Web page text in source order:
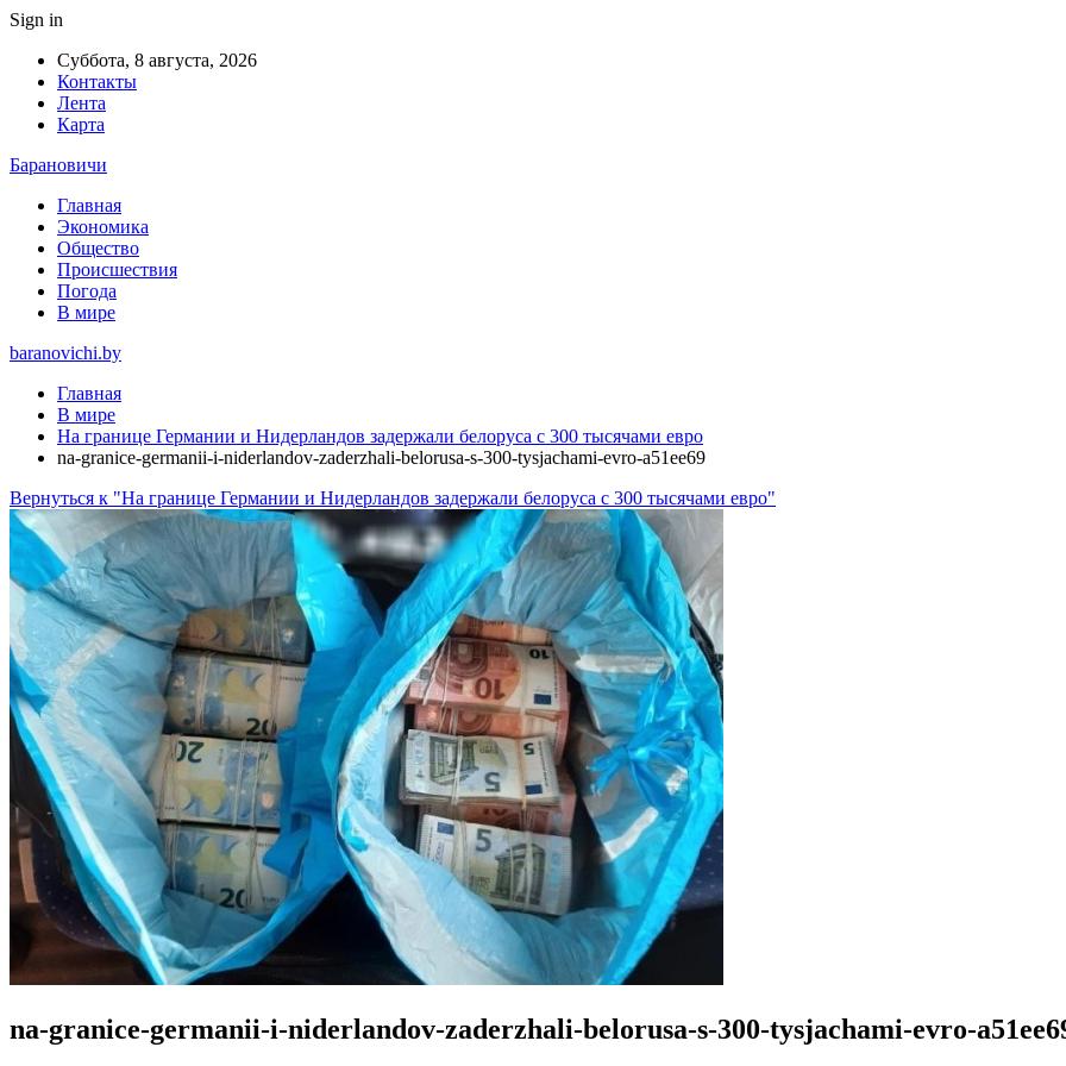
Sign in
Суббота, 8 августа, 2026
Контакты
Лента
Карта
Барановичи
Главная
Экономика
Общество
Происшествия
Погода
В мире
baranovichi.by
Главная
В мире
На границе Германии и Нидерландов задержали белоруса с 300 тысячами евро
na-granice-germanii-i-niderlandov-zaderzhali-belorusa-s-300-tysjachami-evro-a51ee69
Вернуться к "На границе Германии и Нидерландов задержали белоруса с 300 тысячами евро"
na-granice-germanii-i-niderlandov-zaderzhali-belorusa-s-300-tysjachami-evro-